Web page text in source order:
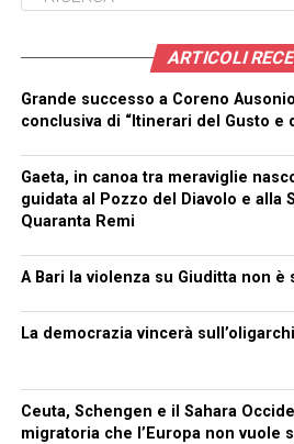
ARTICOLI
Grande successo a Coreno
conclusiva di “Itinerari del Gusto e
Gaeta, in canoa tra meraviglie
guidata al Pozzo del Diavolo e alla
Quaranta Remi
A Bari la violenza su Giuditta non è
La democrazia vincerà
Ceuta, Schengen e il Sahara
migratoria che l’Europa non vuole